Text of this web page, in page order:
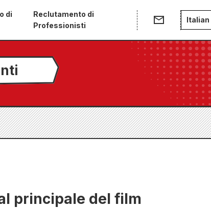
di
Reclutamento di
Professionisti
Italian
principale del film